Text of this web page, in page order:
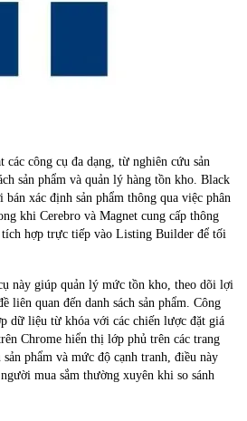
công cụ đa dạng, từ nghiên cứu sản
sản phẩm và quản lý hàng tồn kho. Black
xác định sản phẩm thông qua việc phân
khi Cerebro và Magnet cung cấp thông
hợp trực tiếp vào Listing Builder để tối
này giúp quản lý mức tồn kho, theo dõi lợi
liên quan đến danh sách sản phẩm. Công
dữ liệu từ khóa với các chiến lược đặt giá
Chrome hiển thị lớp phủ trên các trang
phẩm và mức độ cạnh tranh, điều này
mua sắm thường xuyên khi so sánh